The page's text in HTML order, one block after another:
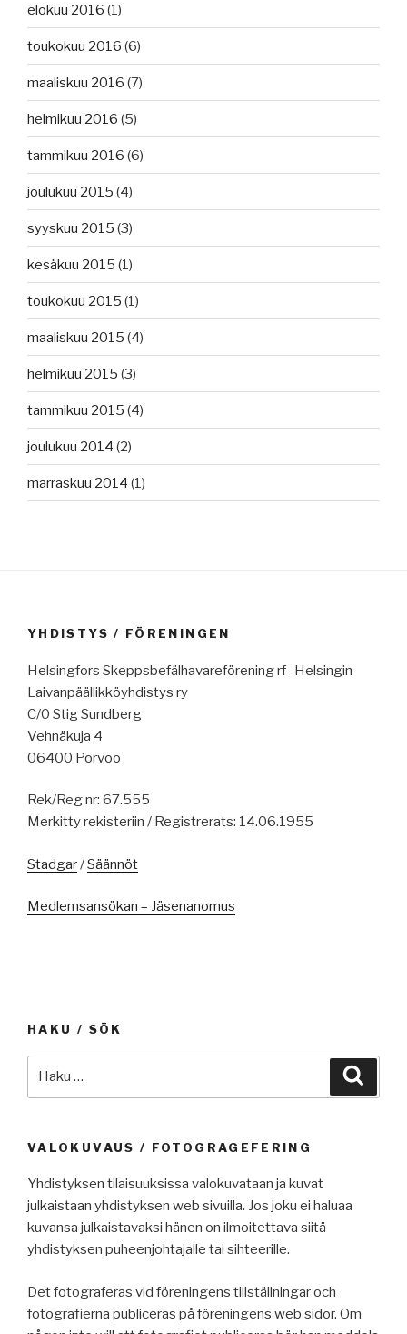
elokuu 2016 (1)
toukokuu 2016 (6)
maaliskuu 2016 (7)
helmikuu 2016 (5)
tammikuu 2016 (6)
joulukuu 2015 (4)
syyskuu 2015 (3)
kesäkuu 2015 (1)
toukokuu 2015 (1)
maaliskuu 2015 (4)
helmikuu 2015 (3)
tammikuu 2015 (4)
joulukuu 2014 (2)
marraskuu 2014 (1)
YHDISTYS / FÖRENINGEN
Helsingfors Skeppsbefälhavareförening rf -Helsingin
Laivanpäällikköyhdistys ry
C/0 Stig Sundberg
Vehnäkuja 4
06400 Porvoo
Rek/Reg nr: 67.555
Merkitty rekisteriin / Registrerats: 14.06.1955
Stadgar/Säännöt
Medlemsansökan – Jäsenanomus
HAKU / SÖK
VALOKUVAUS / FOTOGRAGEFERING
Yhdistyksen tilaisuuksissa valokuvataan ja kuvat
julkaistaan yhdistyksen web sivuilla. Jos joku ei haluaa
kuvansa julkaistavaksi hänen on ilmoitettava siitä
yhdistyksen puheenjohtajalle tai sihteerille.
Det fotograferas vid föreningens tillställningar och
fotografierna publiceras på föreningens web sidor. Om